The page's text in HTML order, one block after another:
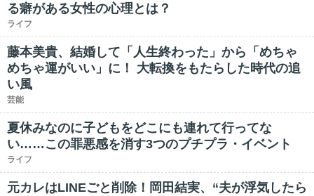
る癖がある女性の心理とは？
ライフ
藤本美貴、結婚して「人生終わった」から「めちゃ
めちゃ運がいい」に！ 大転換をもたらした時代の追
い風
芸能
夏休みなのに子どもをどこにも連れて行ってな
い……この罪悪感を消す3つのプチプラ・イベント
ライフ
元カレはLINEごと削除！岡田結実、“夫が浮気したら